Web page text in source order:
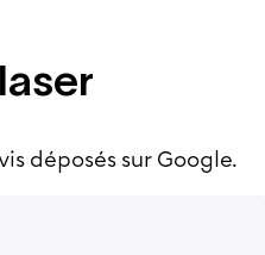
déposés sur Google.